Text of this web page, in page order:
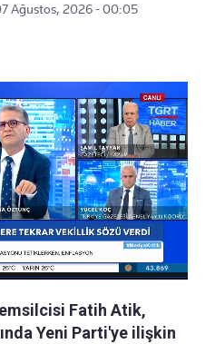
Ağustos, 2026 - 00:05
Fatih Atik,
Yeni Parti'ye ilişkin